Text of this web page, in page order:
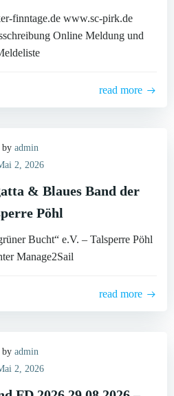
finntage.de www.sc-pirk.de
Online Meldung und
read more
by admin
2, 2026
& Blaues Band der
Pöhl
Bucht“ e.V. – Talsperre Pöhl
Manage2Sail
read more
by admin
2, 2026